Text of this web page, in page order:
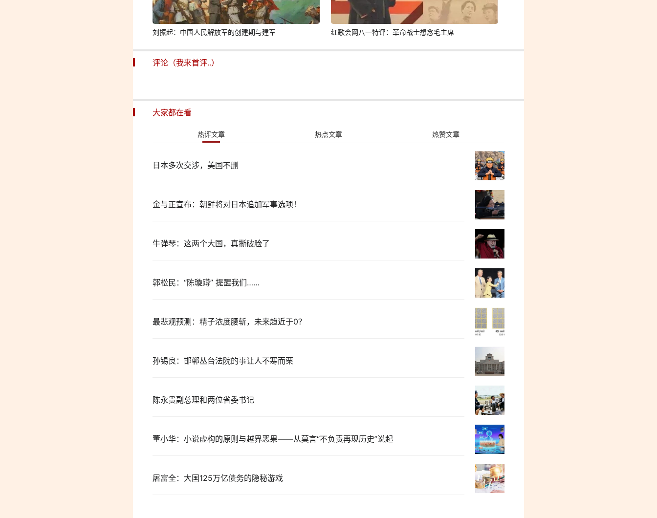
刘振起：中国人民解放军的创建期与建军 红歌会网八一特评：革命战士想念毛主席
评论（我来首评..）
大家都在看
热评文章 热点文章 热赞文章
日本多次交涉，美国不删
金与正宣布：朝鲜将对日本追加军事选项！
牛弹琴：这两个大国，真撕破脸了
郭松民：“陈璇蹲” 提醒我们……
最悲观预测：精子浓度腰斩，未来趋近于0？
孙锡良：邯郸丛台法院的事让人不寒而栗
陈永贵副总理和两位省委书记
董小华：小说虚构的原则与越界恶果——从莫言“不负责再现历史”说起
屠富全：大国125万亿债务的隐秘游戏